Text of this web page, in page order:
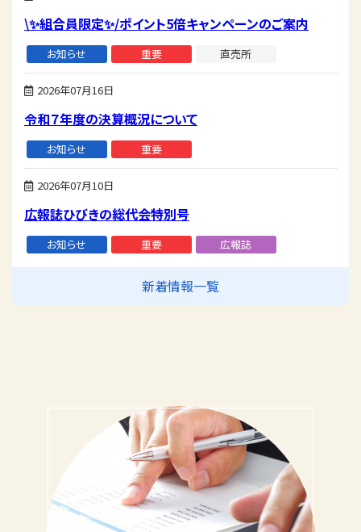
\✨組合員限定✨/ポイント5倍キャンペーンのご案内
お知らせ 重要 直売所
2026年07月16日
令和７年度の決算概況について
お知らせ 重要
2026年07月10日
広報誌ひびきの総代会特別号
お知らせ 重要 広報誌
新着情報一覧